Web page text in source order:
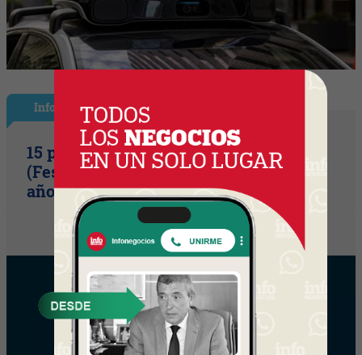
InfoShow
15 primaveras tienes que cumplir
(Festival Música de la Tierra celebra 15
años)